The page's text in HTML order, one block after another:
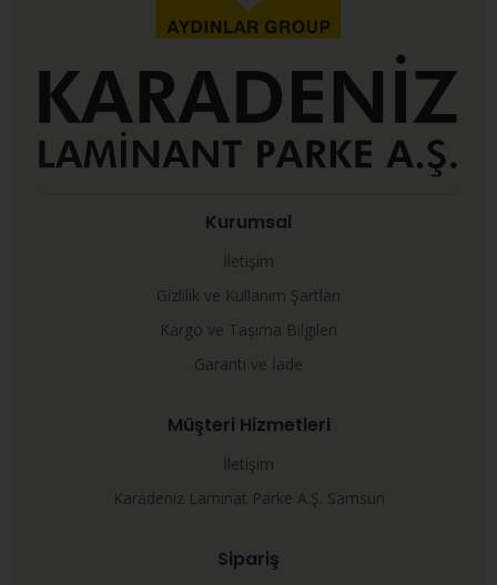
Kurumsal
İletişim
Gizlilik ve Kullanım Şartları
Kargo ve Taşıma Bilgileri
Garanti ve İade
Müşteri Hizmetleri
İletişim
Karadeniz Laminat Parke A.Ş. Samsun
Sipariş